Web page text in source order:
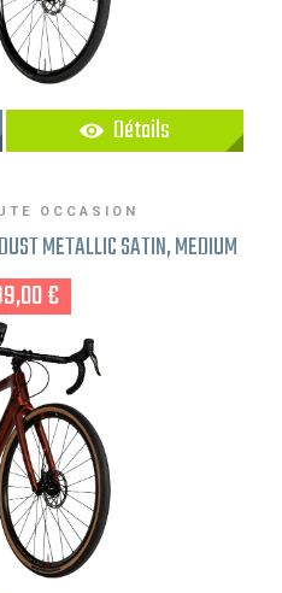
Détails
OCCASION
METALLIC SATIN, MEDIUM
€